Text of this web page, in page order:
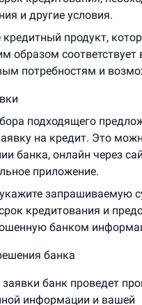
и другие условия.
кредитный продукт,
образом
потребностям и
подходящего
на кредит. Это
банка, онлайн через
приложение.
запрашиваемую
кредитования и
банком
банка
банк проведет
информации и вашей